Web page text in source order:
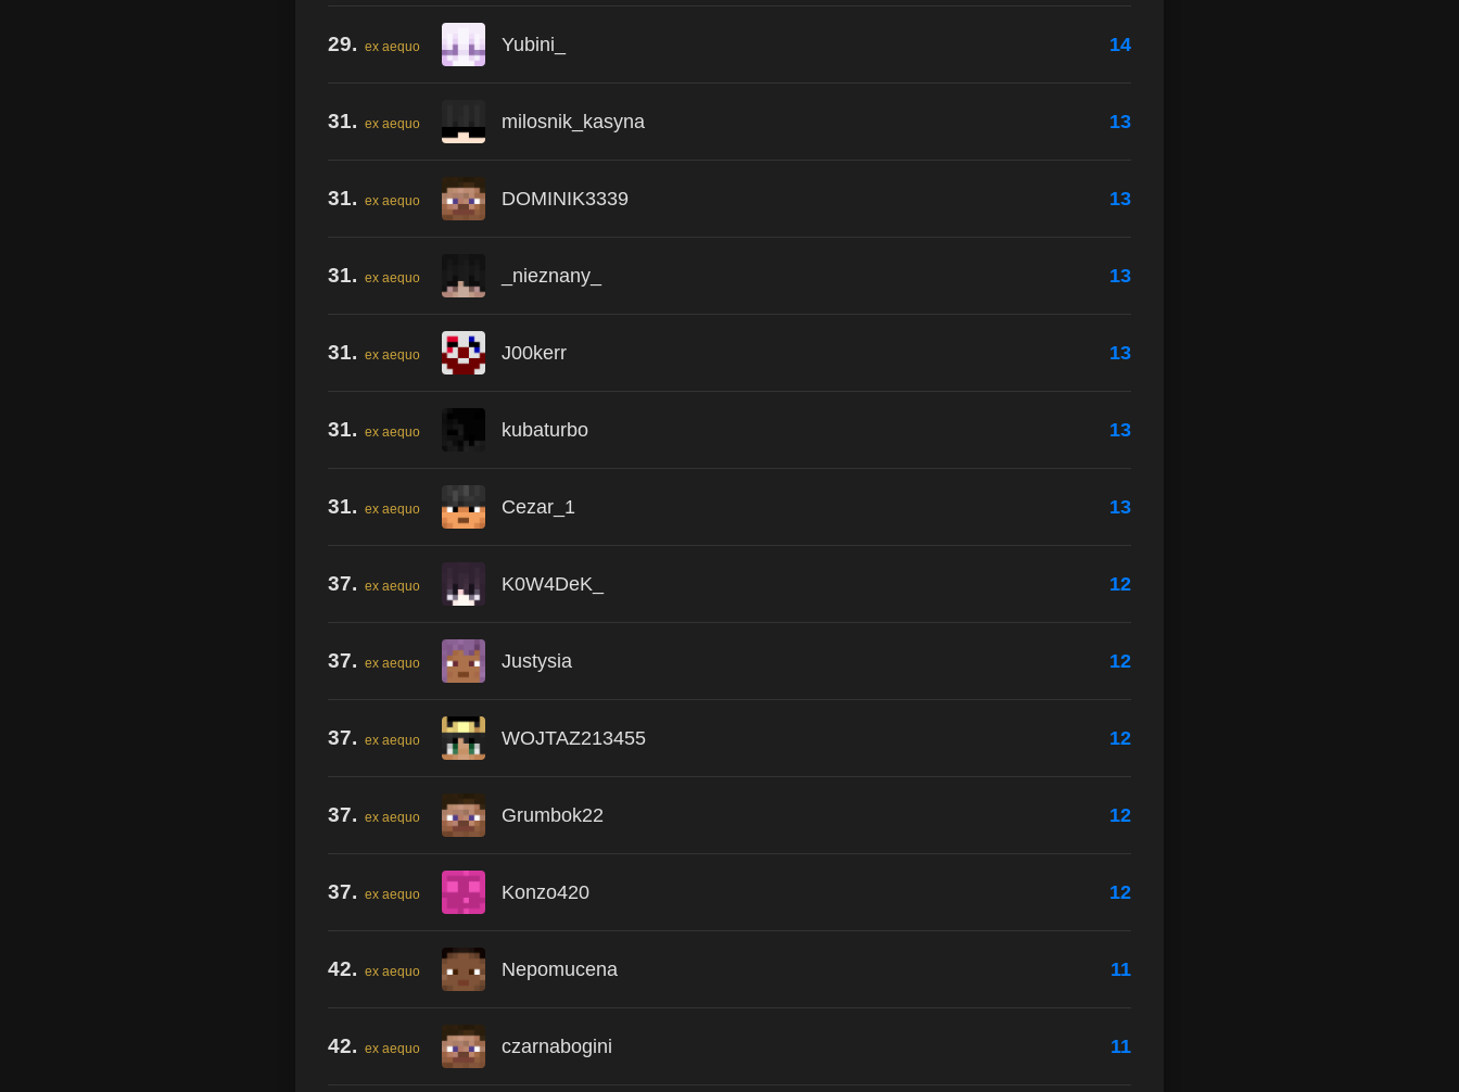
29. ex aequo Yubini_ 14
31. ex aequo milosnik_kasyna 13
31. ex aequo DOMINIK3339 13
31. ex aequo _nieznany_ 13
31. ex aequo J00kerr 13
31. ex aequo kubaturbo 13
31. ex aequo Cezar_1 13
37. ex aequo K0W4DeK_ 12
37. ex aequo Justysia 12
37. ex aequo WOJTAZ213455 12
37. ex aequo Grumbok22 12
37. ex aequo Konzo420 12
42. ex aequo Nepomucena 11
42. ex aequo czarnabogini 11